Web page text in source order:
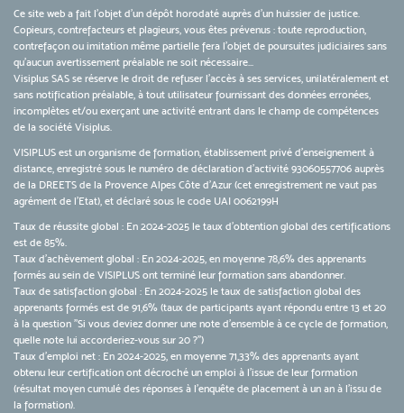
Ce site web a fait l'objet d'un dépôt horodaté auprès d'un huissier de justice.
Copieurs, contrefacteurs et plagieurs, vous êtes prévenus : toute reproduction,
contrefaçon ou imitation même partielle fera l'objet de poursuites judiciaires sans
qu’aucun avertissement préalable ne soit nécessaire...
Visiplus SAS se réserve le droit de refuser l'accès à ses services, unilatéralement et
sans notification préalable, à tout utilisateur fournissant des données erronées,
incomplètes et/ou exerçant une activité entrant dans le champ de compétences
de la société Visiplus.
VISIPLUS est un organisme de formation, établissement privé d’enseignement à
distance, enregistré sous le numéro de déclaration d’activité 93060557706 auprès
de la DREETS de la Provence Alpes Côte d’Azur (cet enregistrement ne vaut pas
agrément de l’Etat), et déclaré sous le code UAI 0062199H
Taux de réussite global : En 2024-2025 le taux d'obtention global des certifications
est de 85%.
Taux d’achèvement global : En 2024-2025, en moyenne 78,6% des apprenants
formés au sein de VISIPLUS ont terminé leur formation sans abandonner.
Taux de satisfaction global : En 2024-2025 le taux de satisfaction global des
apprenants formés est de 91,6% (taux de participants ayant répondu entre 13 et 20
à la question "Si vous deviez donner une note d’ensemble à ce cycle de formation,
quelle note lui accorderiez-vous sur 20 ?")
Taux d’emploi net : En 2024-2025, en moyenne 71,33% des apprenants ayant
obtenu leur certification ont décroché un emploi à l'issue de leur formation
(résultat moyen cumulé des réponses à l'enquête de placement à un an à l'issu de
la formation).